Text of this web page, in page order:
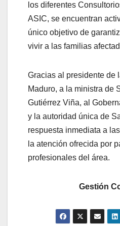
los diferentes
ASIC, se encuentran
único objetivo de
vivir a las familias
Gracias al presidente de
Maduro, a la ministra de
Gutiérrez Viña, al
y la autoridad única de
respuesta inmediata a
la atención ofrecida por
profesionales del área.
Gestión